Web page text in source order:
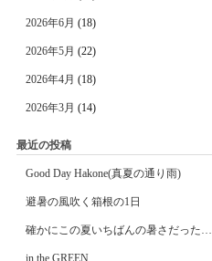
2026年6月 (18)
2026年5月 (22)
2026年4月 (18)
2026年3月 (14)
最近の投稿
Good Day Hakone(真夏の通り雨)
避暑の風吹く箱根の1日
確かにこの夏いちばんの暑さだった…